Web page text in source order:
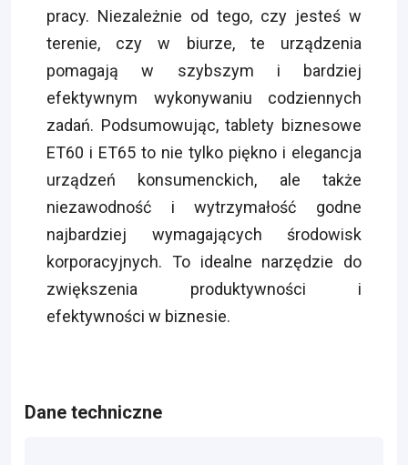
pracy. Niezależnie od tego, czy jesteś w
terenie, czy w biurze, te urządzenia
pomagają w szybszym i bardziej
efektywnym wykonywaniu codziennych
zadań. Podsumowując, tablety biznesowe
ET60 i ET65 to nie tylko piękno i elegancja
urządzeń konsumenckich, ale także
niezawodność i wytrzymałość godne
najbardziej wymagających środowisk
korporacyjnych. To idealne narzędzie do
zwiększenia produktywności i
efektywności w biznesie.
Dane techniczne